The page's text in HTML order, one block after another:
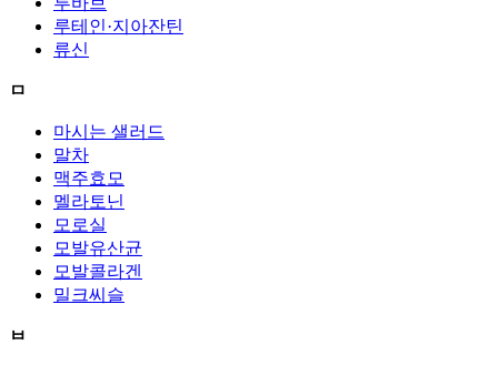
루테인·지아잔틴
류신
ㅁ
마시는 샐러드
말차
맥주효모
멜라토닌
모로실
모발유산균
모발콜라겐
밀크씨슬
ㅂ